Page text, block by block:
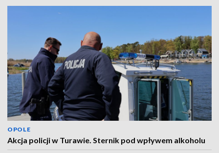
OPOLE
Akcja policji w Turawie. Sternik pod wpływem alkoholu